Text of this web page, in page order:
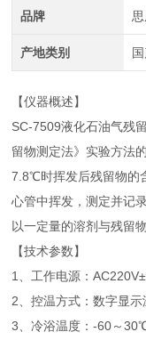
品牌
产地类别
【仪器概述】
SC-7509液化石油气残
留物测定法》实验方法
7.8℃时挥发后残留物的
心管中挥发，测定并记
以一定量的溶剂与残留
【技术参数】
1、工作电源：
2、控温方式
3、冷浴温度：-60～